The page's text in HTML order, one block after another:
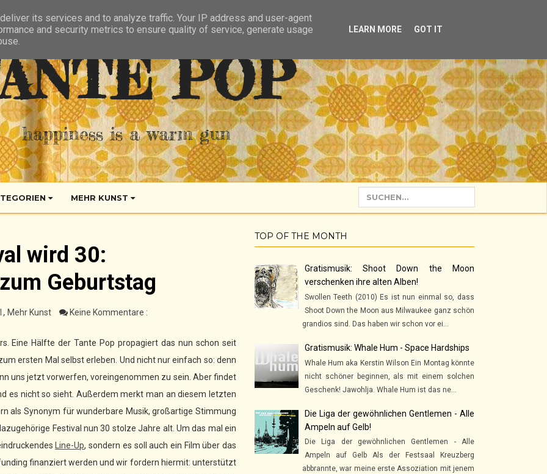
POP
happiness is a warm gun
MEHR KUNST
wird 30:
Geburtstag
, Mehr Kunst Keine Kommentare :
Eine Hälfte der Tante Pop propagiert das nun schon seit
ersten Mal selbst erleben. Und nicht nur einfach so: denn
uns jetzt vorwerfen, voreingenommen zu sein. Aber findet
es nicht so sieht. Außerdem merkt man an diesem letzten
als Synonym für wunderbare Musik, großartige Stimmung
Festival nun 30 stolze Jahre alt. Um das mal ein
Line-Up, sondern es soll auch ein Film über das
finanziert werden und wir fordern hiermit: unterstützt
TOP OF THE MONTH
Gratismusik: Shoot Down the Moon
verschenken ihre alten Alben!
Swollen Teeth (2010) Es ist nun einmal so, dass
Shoot Down the Moon aus Milwaukee ganz schön
grandios sind. Das haben wir schon vor ei...
Gratismusik: Whale Hum - Space Hardships
Whale Hum aka Kerstin Wilson Ein Montag könnte
nicht schöner beginnen, als mit einem solchen
Geschenk! Jawohlja. Whale Hum ist das ne...
Die Liga der gewöhnlichen Gentlemen - Alle
Ampeln auf Gelb!
Die Liga der gewöhnlichen Gentlemen - Alle
Ampeln auf Gelb Als der Festsaal Kreuzberg
abbrannte, war meine erste Assoziation mit jenem
its services and to analyze traffic. Your IP address and user-agent
and security metrics to ensure quality of service, generate usage
LEARN MORE GOT IT